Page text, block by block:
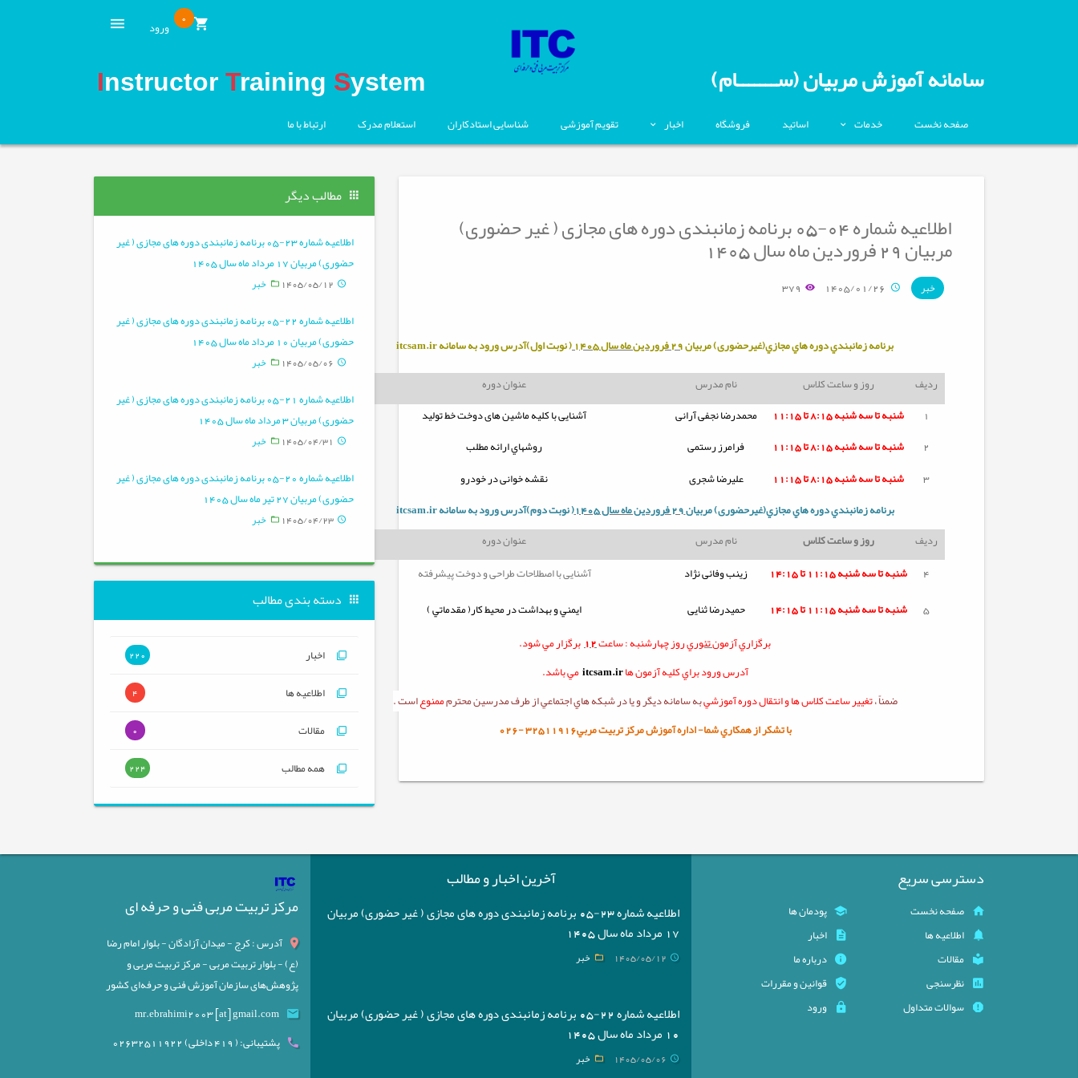
0 ورود
سامانه آموزش مربیان (ســـــــام) Instructor Training System
صفحه نخست خدمات اساتید فروشگاه اخبار تقویم آموزشی شناسایی استادکاران استعلام مدرک ارتباط با ما
اطلاعیه شماره 04-05 برنامه زمانبندی دوره های مجازی ( غیر حضوری)
مربیان 29 فروردین ماه سال 1405
خبر 1405/01/26
379
برنامه زمانبندي دوره هاي مجازي(غیرحضوری) مربيان29 فروردین ماه سال 1405 ( نوبت اول)آدرس ورود به سامانهitcsam.ir
ردیف
روز و ساعت کلاس نام مدرس
عنوان دوره
1
شنبه تاسه شنبه محمدرضا نجفی آرانی
آشنایی با کلیه ماشین های دوخت خط تولید
2
شنبه تاسه شنبه فرامرز رستمی
روشهاي ارائه مطلب
3
شنبه تاسه شنبه علیرضا شجری
نقشه خوانی در خودرو
برنامه زمانبندي دوره هاي مجازي(غیرحضوری) مربيان29 فروردین ماه سال 1405 ( نوبت دوم)آدرس ورود به سامانهitcsam.ir
ردیف
روز و ساعت کلاس نام مدرس
عنوان دوره
4
شنبه تاسه شنبه زینب وفائی نژاد
آشنایی با اصطلاحات طراحی و دوخت پیشرفته
5
شنبه تاسه شنبه حمیدرضا ثنایی
ايمني و بهداشت در محیط کار( مقدماتي )
برگزاري آزمونتئوريروز چهارشنبه :ساعت12برگزار مي شود.
آدرس ورود براي کليه آزمون هاitcsam.irمي باشد.
ضمناً ،تغيير ساعت کلاس ها و انتقال دوره آموزشيبه سامانه ديگر و يا در شبکه هاي اجتماعي از طرف مدرسين محترمممنوعاست .
با تشکر از همکاري شما- اداره آموزش مرکز تربيت مربي32511916
-
026
مطالب دیگر
اطلاعیه شماره 23-05 برنامه زمانبندی دوره های مجازی ( غیر
حضوری) مربیان 17 مرداد ماه سال 1405
1405/05/12 خبر
اطلاعیه شماره 22-05 برنامه زمانبندی دوره های مجازی ( غیر
حضوری) مربیان 10 مرداد ماه سال 1405
1405/05/06 خبر
اطلاعیه شماره 21-05 برنامه زمانبندی دوره های مجازی ( غیر
حضوری) مربیان 3 مرداد ماه سال 1405
1405/04/31 خبر
اطلاعیه شماره 20-05 برنامه زمانبندی دوره های مجازی ( غیر
حضوری) مربیان 27 تیر ماه سال 1405
1405/04/23 خبر
دسته بندی مطالب
اخبار 220
اطلاعیه ها 4
مقالات 0
همه مطالب 224
دسترسی سریع
صفحه نخست
پودمان ها
اطلاعیه ها
اخبار
مقالات
درباره ما
نظرسنجی
قوانین و مقررات
سوالات متداول
ورود
آخرین اخبار و مطالب
اطلاعیه شماره 23-05 برنامه زمانبندی دوره های مجازی ( غیر حضوری) مربیان
17 مرداد ماه سال 1405
1405/05/12 خبر
اطلاعیه شماره 22-05 برنامه زمانبندی دوره های مجازی ( غیر حضوری) مربیان
10 مرداد ماه سال 1405
1405/05/06 خبر
مرکز تربیت مربی فنی و حرفه ای
آدرس : کرج - میدان آزادگان - بلوار امام رضا
(ع) - بلوار تربیت مربی - مرکز تربیت مربی و
پژوهش‌های سازمان آموزش فنی و حرفه‌ای کشور
mr.ebrahimi2003 [at] gmail.com
پشتیبانی: ( 419 داخلی) 02632511922